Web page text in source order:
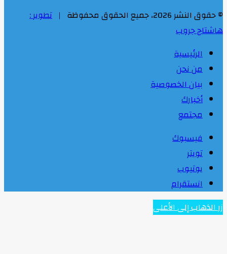
© حقوق النشر 2026، جميع الحقوق محفوظة |
تطوير :
هاشتاج جروب
الرئيسية
من نحن
بيان الخصوصية
أخبارك
مجتمع
فيسبوك
تويتر
يوتيوب
انستقرام
زر الذهاب إلى الأعلى